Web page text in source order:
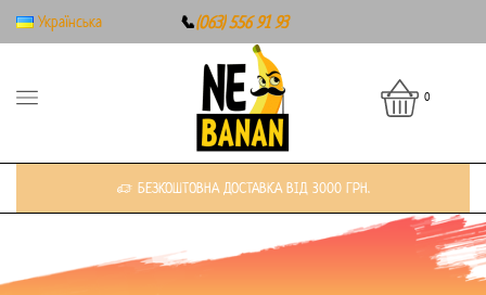
Українська 📞(063) 556 91 93
0
БЕЗКОШТОВНА ДОСТАВКА ВІД 3000 ГРН.